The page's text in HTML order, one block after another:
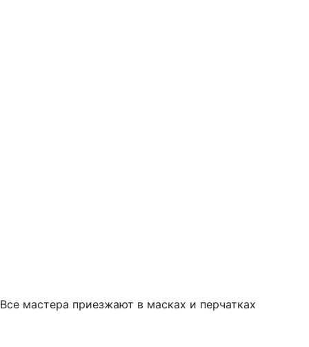
Все мастера приезжают в масках и перчатках